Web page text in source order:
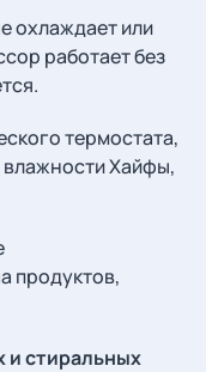
охлаждает или
работает без
термостата,
влажности Хайфы,
продуктов,
и стиральных